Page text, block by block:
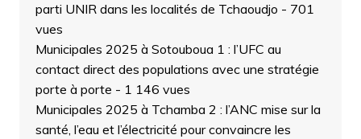
parti UNIR dans les localités de Tchaoudjo - 701
vues
Municipales 2025 à Sotouboua 1 : l’UFC au
contact direct des populations avec une stratégie
porte à porte - 1 146 vues
Municipales 2025 à Tchamba 2 : l’ANC mise sur la
santé, l’eau et l’électricité pour convaincre les